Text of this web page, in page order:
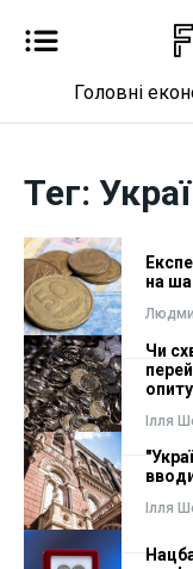
Бізнес
Фінанси
Робота і
Публікації
ФОП
Бізнес
Фінанси
Робота і
Публікації
ФОП
Головні
Тег:
на
Чи
Ілля
Ілля